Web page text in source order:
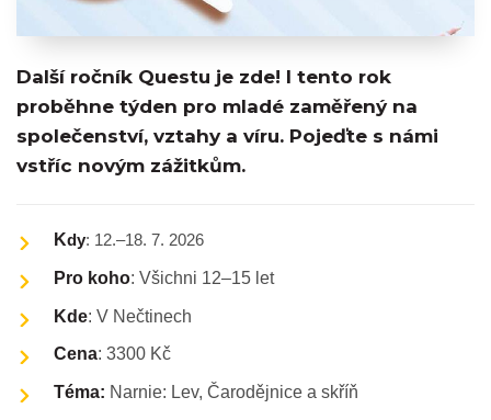
Další ročník Questu je zde! I tento rok
proběhne týden pro mladé zaměřený na
společenství, vztahy a víru. Pojeďte s námi
vstříc novým zážitkům.
Kdy: 12.–18. 7. 2026
Pro koho: Všichni 12–15 let
Kde: V Nečtinech
Cena: 3300 Kč
Téma: Narnie: Lev, Čarodějnice a skříň